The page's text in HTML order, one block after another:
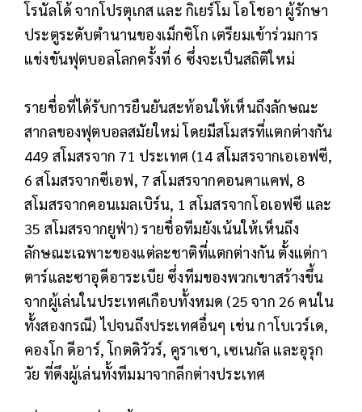
โรนัลโด้ จากโปรตุเกส และ กิเยร์โม โอโชอา ผู้รักษา
ประตูระดับตำนานของเม็กซิโก เตรียมเข้าร่วมการ
แข่งขันฟุตบอลโลกครั้งที่ 6 ซึ่งจะเป็นสถิติใหม่
รายชื่อที่ได้รับการยืนยันสะท้อนให้เห็นถึงลักษณะ
สากลของฟุตบอลสมัยใหม่ โดยมีสโมสรที่แตกต่างกัน
449 สโมสรจาก 71 ประเทศ (14 สโมสรจากเอเอฟซี,
6 สโมสรจากซีเอฟ, 7 สโมสรจากคอนคาแคฟ, 8
สโมสรจากคอนเมลเบิร์น, 1 สโมสรจากโอเอฟซี และ
35 สโมสรจากยูฟ่า) รายชื่อทีมยังเน้นให้เห็นถึง
ลักษณะเฉพาะของแต่ละชาติที่แตกต่างกัน ตั้งแต่กา
ตาร์และซาอุดีอาระเบีย ซึ่งทีมของพวกเขาสร้างขึ้น
จากผู้เล่นในประเทศเกือบทั้งหมด (25 จาก 26 คนใน
ทั้งสองกรณี) ไปจนถึงประเทศอื่นๆ เช่น กาโบเวร์เด,
คองโก ดีอาร์, โกตดิวัวร์, คูราเซา, เซเนกัล และอุรุก
วัย ที่ดึงผู้เล่นทั้งทีมมาจากลีกต่างประเทศ